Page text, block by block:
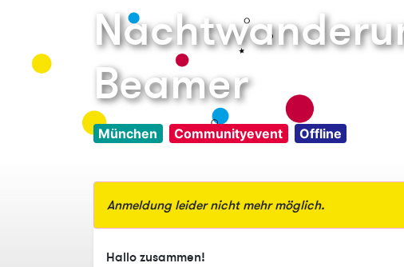
Beamer
München Communityevent Offline
Anmeldung leider nicht mehr möglich.
Hallo zusammen!